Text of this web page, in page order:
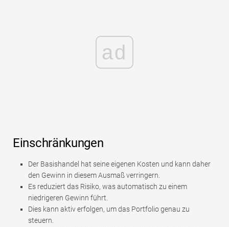
ad
Einschränkungen
Der Basishandel hat seine eigenen Kosten und kann daher
den Gewinn in diesem Ausmaß verringern.
Es reduziert das Risiko, was automatisch zu einem
niedrigeren Gewinn führt.
Dies kann aktiv erfolgen, um das Portfolio genau zu
steuern.